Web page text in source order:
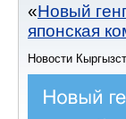
Новый
японская
Новости